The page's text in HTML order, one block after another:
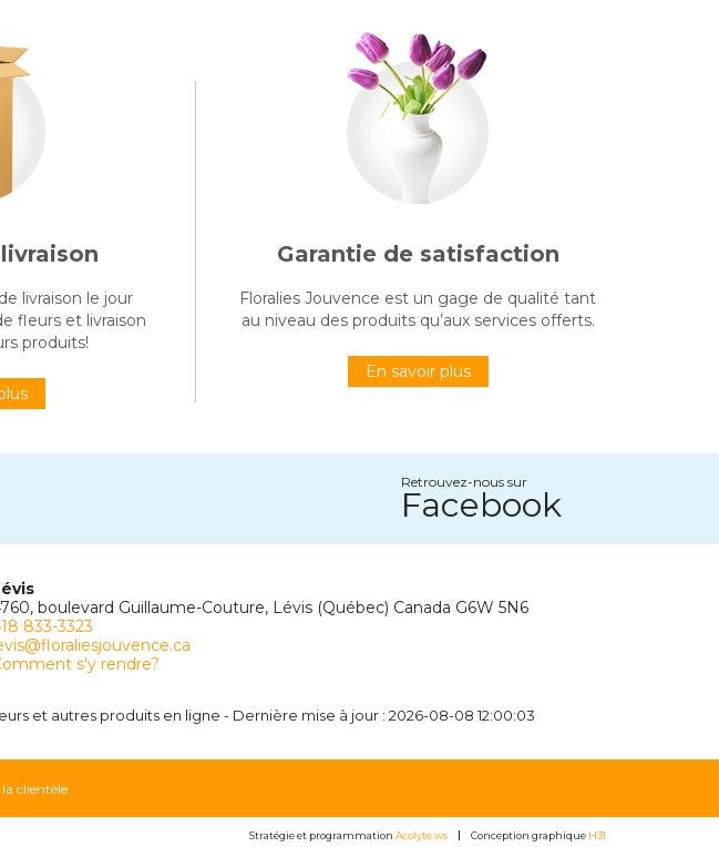
livraison le jour
fleurs et livraison
produits!
Garantie de satisfaction
Floralies Jouvence est un gage de qualité tant
au niveau des produits qu’aux services offerts.
En savoir plus
Retrouvez-nous sur
Facebook
boulevard Guillaume-Couture, Lévis (Québec) Canada G6W 5N6
833-3323
s'y rendre?
et autres produits en ligne - Dernière mise à jour : 2026-08-08 12:00:03
la clientèle
Stratégie et programmation Acolyte.ws Conception graphique H31